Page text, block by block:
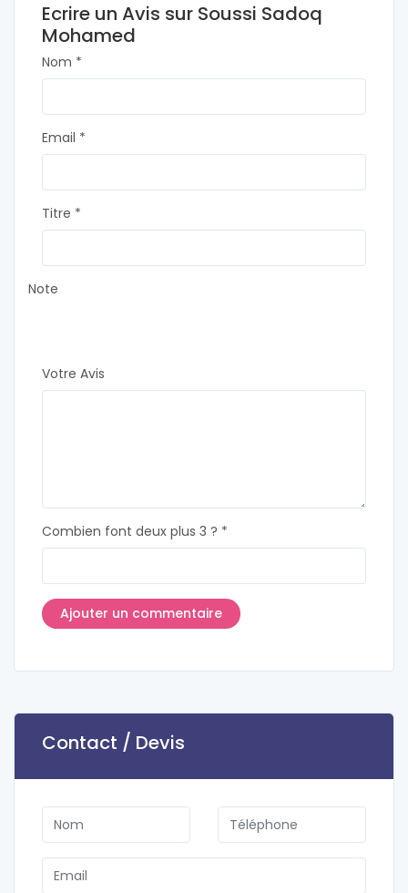
Ecrire un Avis sur Soussi Sadoq
Mohamed
Nom *
Email *
Titre *
Note
Votre Avis
Combien font deux plus 3 ? *
Contact / Devis